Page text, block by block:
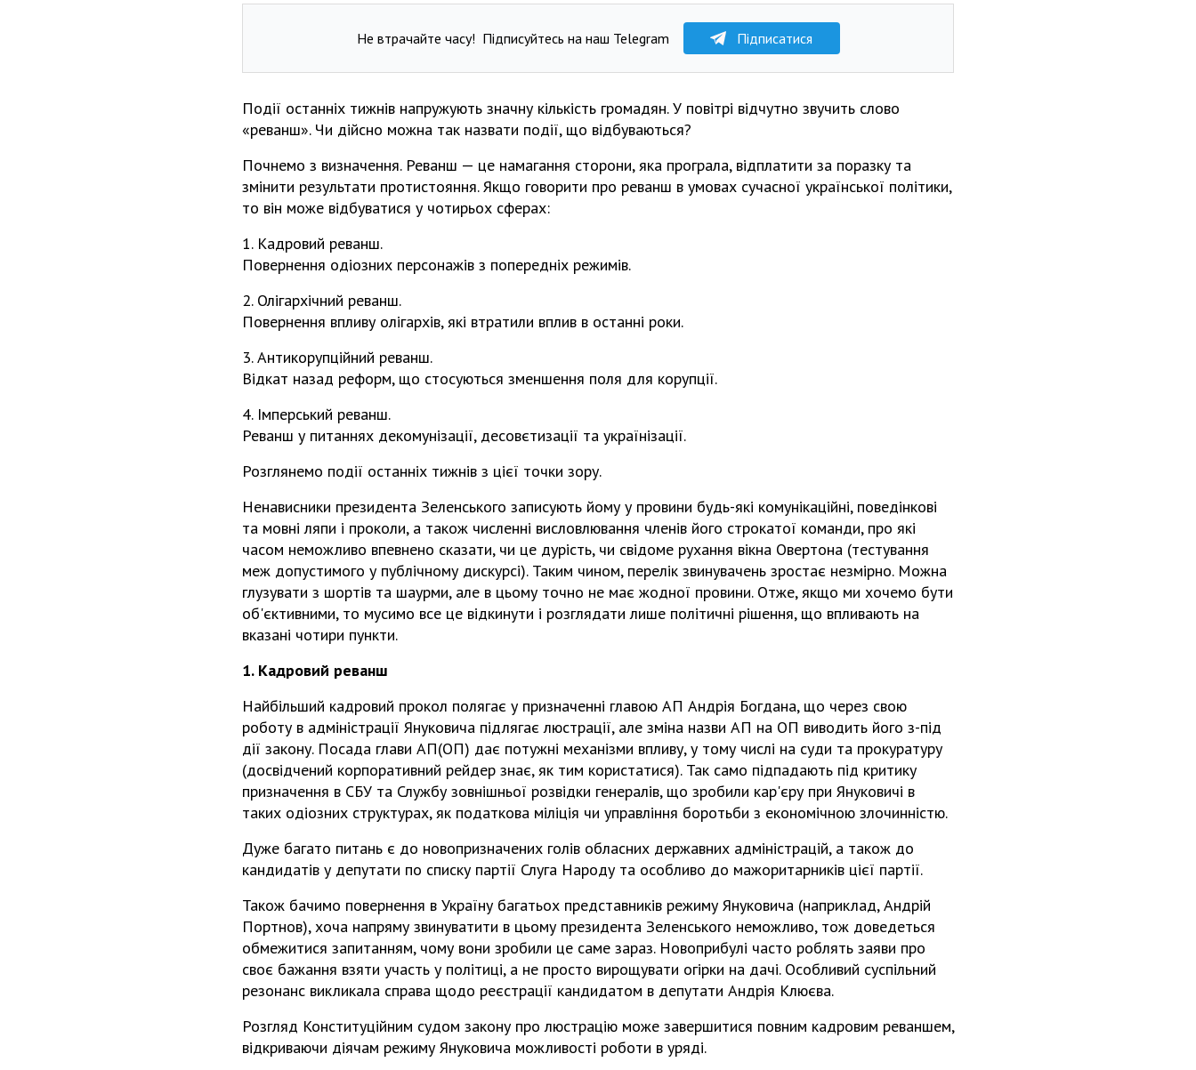
Не втрачайте часу! Підписуйтесь на наш Telegram Підписатися
Події останніх тижнів напружують значну кількість громадян. У повітрі відчутно звучить слово
«реванш». Чи дійсно можна так назвати події, що відбуваються?
Почнемо з визначення. Реванш — це намагання сторони, яка програла, відплатити за поразку та
змінити результати протистояння. Якщо говорити про реванш в умовах сучасної української політики,
то він може відбуватися у чотирьох сферах:
1. Кадровий реванш.
Повернення одіозних персонажів з попередніх режимів.
2. Олігархічний реванш.
Повернення впливу олігархів, які втратили вплив в останні роки.
3. Антикорупційний реванш.
Відкат назад реформ, що стосуються зменшення поля для корупції.
4. Імперський реванш.
Реванш у питаннях декомунізації, десовєтизації та українізації.
Розглянемо події останніх тижнів з цієї точки зору.
Ненависники президента Зеленського записують йому у провини будь-які комунікаційні, поведінкові
та мовні ляпи і проколи, а також численні висловлювання членів його строкатої команди, про які
часом неможливо впевнено сказати, чи це дурість, чи свідоме рухання вікна Овертона (тестування
меж допустимого у публічному дискурсі). Таким чином, перелік звинувачень зростає незмірно. Можна
глузувати з шортів та шаурми, але в цьому точно не має жодної провини. Отже, якщо ми хочемо бути
об'єктивними, то мусимо все це відкинути і розглядати лише політичні рішення, що впливають на
вказані чотири пункти.
1. Кадровий реванш
Найбільший кадровий прокол полягає у призначенні главою АП Андрія Богдана, що через свою
роботу в адміністрації Януковича підлягає люстрації, але зміна назви АП на ОП виводить його з-під
дії закону. Посада глави АП(ОП) дає потужні механізми впливу, у тому числі на суди та прокуратуру
(досвідчений корпоративний рейдер знає, як тим користатися). Так само підпадають під критику
призначення в СБУ та Службу зовнішньої розвідки генералів, що зробили кар'єру при Януковичі в
таких одіозних структурах, як податкова міліція чи управління боротьби з економічною злочинністю.
Дуже багато питань є до новопризначених голів обласних державних адміністрацій, а також до
кандидатів у депутати по списку партії Слуга Народу та особливо до мажоритарників цієї партії.
Також бачимо повернення в Україну багатьох представників режиму Януковича (наприклад, Андрій
Портнов), хоча напряму звинуватити в цьому президента Зеленського неможливо, тож доведеться
обмежитися запитанням, чому вони зробили це саме зараз. Новоприбулі часто роблять заяви про
своє бажання взяти участь у політиці, а не просто вирощувати огірки на дачі. Особливий суспільний
резонанс викликала справа щодо реєстрації кандидатом в депутати Андрія Клюєва.
Розгляд Конституційним судом закону про люстрацію може завершитися повним кадровим реваншем,
відкриваючи діячам режиму Януковича можливості роботи в уряді.